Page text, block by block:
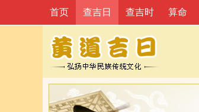
首页 查吉日 查吉时 算命